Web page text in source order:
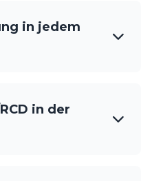
in jedem
in der